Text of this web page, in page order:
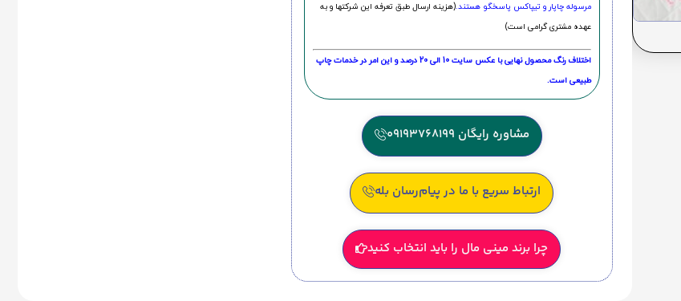
مرسوله چاپار و تیپاکس پاسخگو هستند.(هزینه ارسال طبق تعرفه این شرکتها و به
عهده مشتری گرامی است)
اختلاف رنگ محصول نهایی با عکس سایت 10 الی 20 درصد و این امر در خدمات چاپ
طبیعی است.
مشاوره رایگان 09193768199
ارتباط سریع با ما در پیام‌رسان بله
چرا برند مینی مال را باید انتخاب کنید